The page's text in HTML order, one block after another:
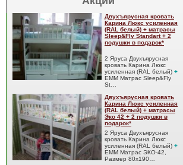
Двухъярусная кровать
Карина Люкс усиленная
(RAL белый) + матрасы
Sleep&Fly Standart + 2
подушки в подарок*
2 Яруса Двухъярусная
кровать Карина Люкс
усиленная (RAL белый) +
EMM Матрас Sleep&Fly
St…
Двухъярусная кровать
Карина Люкс усиленная
(RAL белый) + матрасы
Эко 42 + 2 подушки в
подарок*
2 Яруса Двухъярусная
кровать Карина Люкс
усиленная (RAL белый) +
EMM Матрас ЭКО-42,
Размер 80x190…